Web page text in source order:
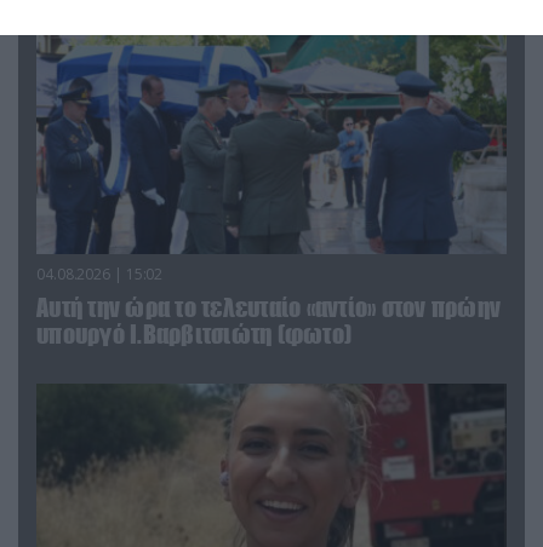
04.08.2026 | 15:02
Αυτή την ώρα το τελευταίο «αντίο» στον πρώην
υπουργό Ι.Βαρβιτσιώτη (φωτο)